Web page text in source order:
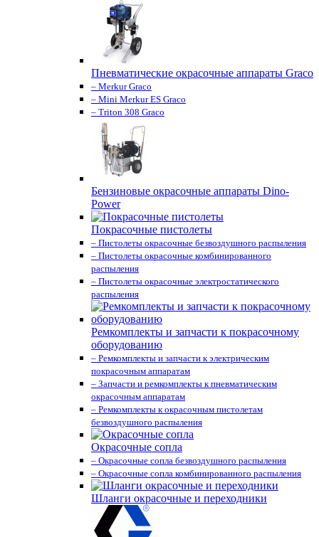
Пневматические окрасочные аппараты Graco
– Merkur Graco
– Mini Merkur ES Graco
– Triton 308 Graco
Бензиновые окрасочные аппараты Dino-
Power
Покрасочные пистолеты
– Пистолеты окрасочные безвоздушного распыления
– Пистолеты окрасочные комбинированного
распыления
– Пистолеты окрасочные электростатического
распыления
Ремкомплекты и запчасти к покрасочному
оборудованию
– Ремкомплекты и запчасти к электрическим
покрасочным аппаратам
– Запчасти и ремкомплекты к пневматическим
окрасочным аппаратам
– Ремкомплекты к окрасочным пистолетам
безвоздушного распыления
Окрасочные сопла
– Окрасочные сопла безвоздушного распыления
– Окрасочные сопла комбинированного распыления
Шланги окрасочные и переходники